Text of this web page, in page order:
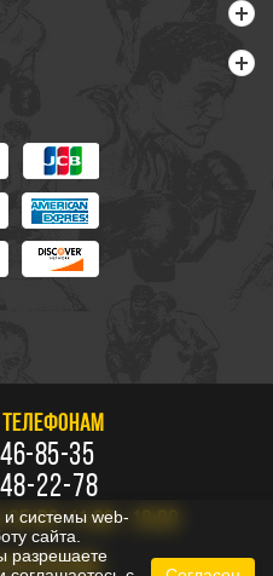
85-35
22-78
ВС: 11:00 - 18:00
ПО РОССИИ
и системы web-
сайта.
разрешаете